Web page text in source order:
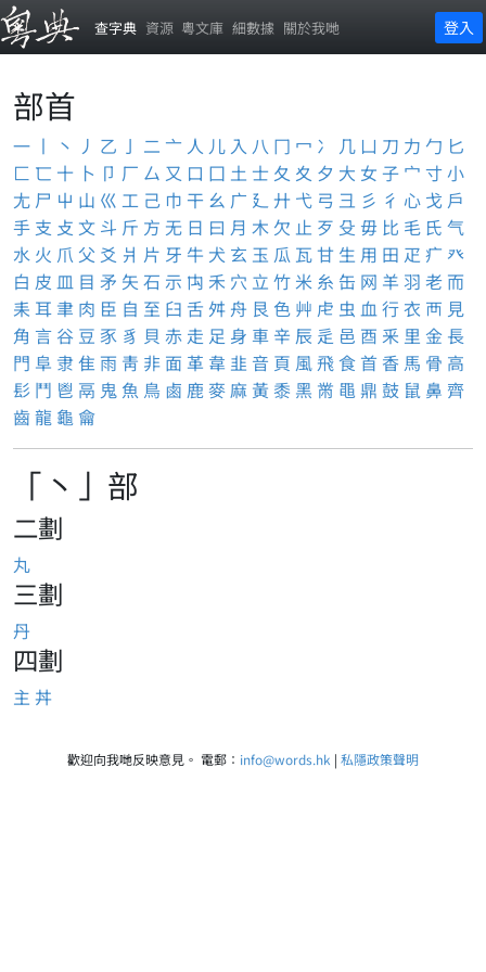
查字典 資源 粵文庫 細數據 關於我哋 登入
部首
一 丨 丶 丿 乙 亅 二 亠 人 儿 入 八 冂 冖 冫 几 凵 刀 力 勹 匕
匚 匸 十 卜 卩 厂 厶 又 口 囗 土 士 夂 夊 夕 大 女 子 宀 寸小
尢 尸 屮 山 巛 工 己 巾 干 幺 广 廴廾 弋 弓 彐 彡 彳 心 戈 戶
手 支 攴 文 斗 斤 方 无 日 曰 月 木欠 止 歹 殳 毋 比 毛 氏 气
水 火 爪 父 爻 爿 片 牙 牛 犬 玄 玉 瓜 瓦甘 生 用 田 疋 疒 癶
白 皮 皿 目 矛 矢 石 示 禸 禾 穴 立 竹米 糸 缶 网 羊 羽 老 而
耒 耳 聿 肉 臣 自 至 臼 舌舛舟 艮 色 艸 虍 虫 血行衣 襾 見
角 言 谷 豆 豕 豸 貝 赤 走 足 身 車 辛 辰 辵 邑 酉 釆 里 金 長
門 阜 隶 隹雨 靑 非 面 革 韋 韭 音 頁 風飛食首 香 馬 骨 高
髟 鬥 鬯 鬲 鬼 魚 鳥 鹵 鹿麥麻 黃 黍 黑 黹 黽鼎 鼓 鼠 鼻 齊
齒龍 龜 龠
「丶」部
二劃
丸
三劃
丹
四劃
主 丼
歡迎向我哋反映意見。 電郵： info@words.hk | 私隱政策聲明